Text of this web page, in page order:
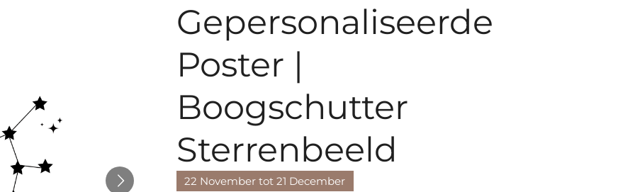
Gepersonaliseerde
Poster |
Boogschutter
Sterrenbeeld
22 November tot 21 December